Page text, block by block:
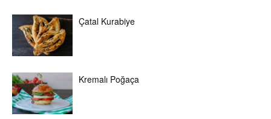
Çatal Kurabiye
Kremalı Poğaça